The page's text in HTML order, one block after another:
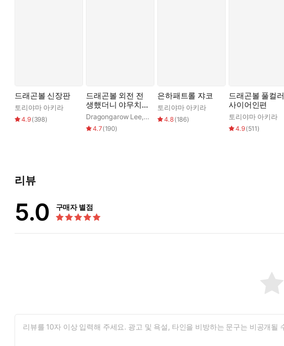
드래곤볼 신장판
토리야마 아키라
4.9(398)
드래곤볼 외전 전
생했더니 야무치였
던 건
Dragongarow Lee, 토리야마 아키라
4.7(190)
은하패트롤 쟈코
토리야마 아키라
4.8(186)
드래곤볼 풀컬러
사이어인편
토리야마 아키라
4.9(511)
리뷰
5.0 구매자 별점